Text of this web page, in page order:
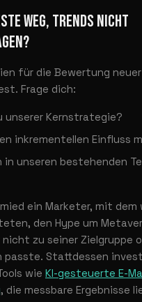
WEG, TRENDS NICHT
für die Bewertung neuer
Frage dich:
unserer Kernstrategie?
inkrementellen Einfluss
in unseren bestehenden
ein Marketer, mit dem
den Hype um
nicht zu seiner Zielgruppe
passte. Stattdessen
wie KI-gesteuerte E-
, die messbare Ergebnisse